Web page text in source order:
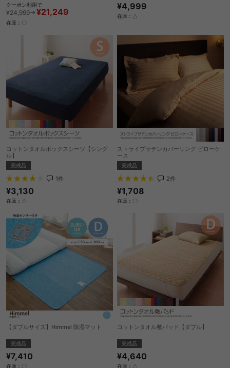
クーポン利用で
¥24,999→ ¥21,249
在庫：〇
¥4,999
在庫：△
コットンタオルボックスシーツ【シング
ル】
完成品
1件
¥3,130
在庫：△
ストライプサテンカバーリング ピローケ
ース
完成品
2件
¥1,708
在庫：〇
【ダブルサイズ】Himmel 除湿マット
完成品
¥7,410
在庫：〇
コットンタオル敷パッド【ダブル】
完成品
¥4,640
在庫：△